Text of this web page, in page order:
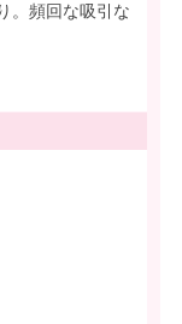
。頻回な吸引な